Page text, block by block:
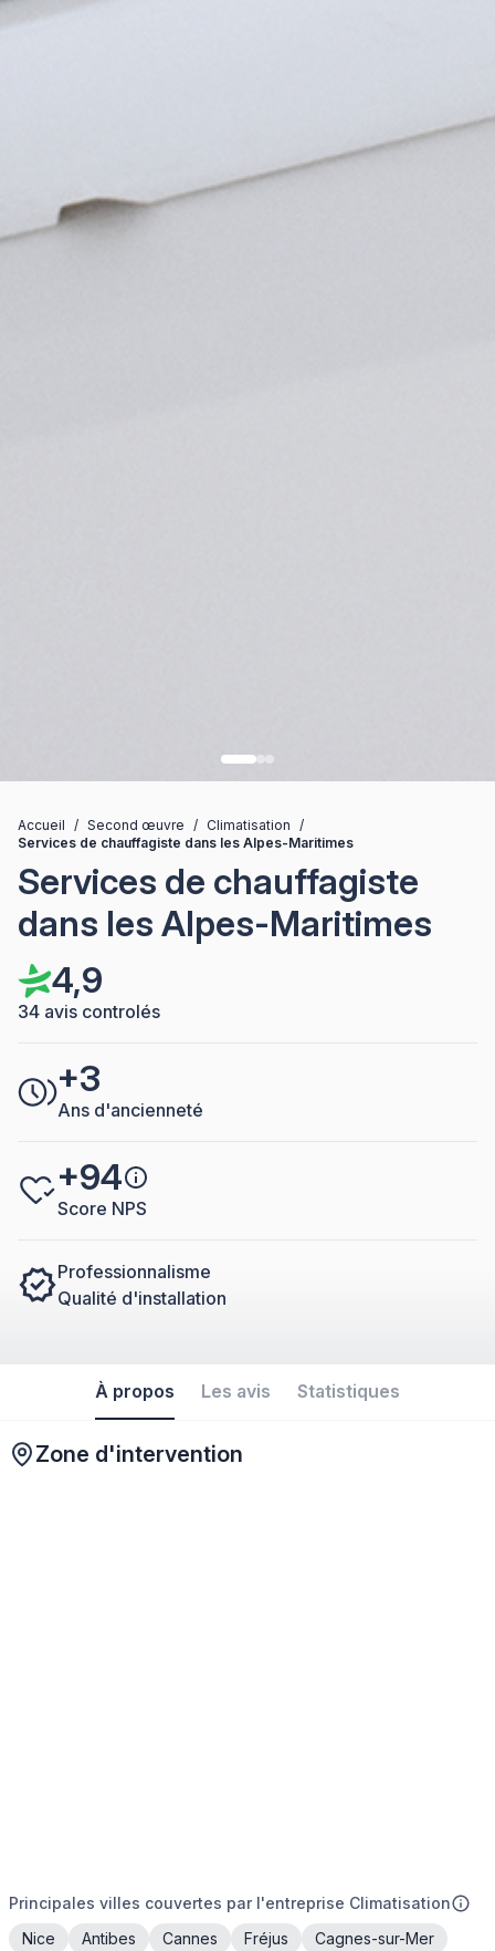
Accueil / Second œuvre / Climatisation /
Services de chauffagiste dans les Alpes-Maritimes
Services de chauffagiste
dans les Alpes-Maritimes
4,9
34 avis controlés
+3
Ans d'ancienneté
+94
Score NPS
Professionnalisme
Qualité d'installation
À propos Les avis Statistiques
Zone d'intervention
Principales villes couvertes par l'entreprise Climatisation
Nice
Antibes Cannes Fréjus Cagnes-sur-Mer